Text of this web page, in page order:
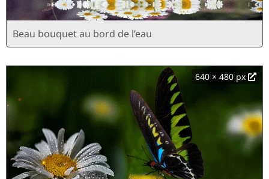
Beau bouquet au bord de l’eau
640 × 480 px